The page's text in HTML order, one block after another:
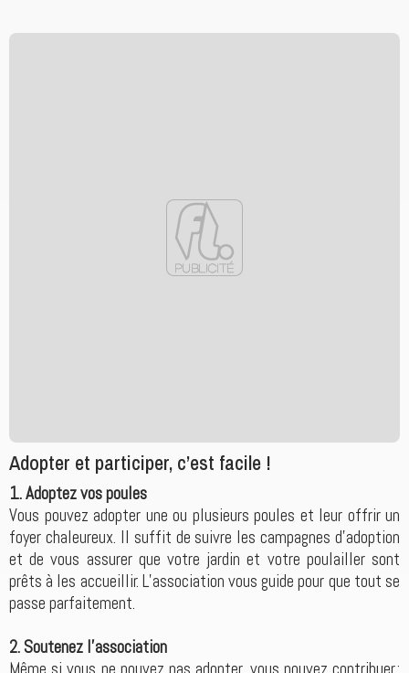
Adopter et participer, c’est facile !
1. Adoptez vos poules
Vous pouvez adopter une ou plusieurs poules et leur offrir un
foyer chaleureux. Il suffit de suivre les campagnes d’adoption
et de vous assurer que votre jardin et votre poulailler sont
prêts à les accueillir. L’association vous guide pour que tout se
passe parfaitement.
2. Soutenez l’association